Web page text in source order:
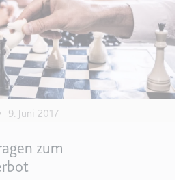
auf der Website.
Local Storage
der Nutzer mit
Inhalten zu
• 9. Juni 2017
zum